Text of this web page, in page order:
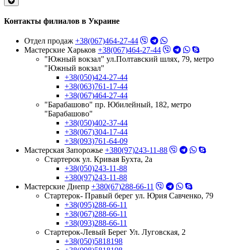
Контакты филиалов в Украине
Отдел продаж +38(067)464-27-44
Мастерские Харьков +38(067)464-27-44
"Южный вокзал" ул.Полтавский шлях, 79, метро
"Южный вокзал"
+38(050)424-27-44
+38(063)761-17-44
+38(067)464-27-44
"Барабашово" пр. Юбилейный, 182, метро
"Барабашово"
+38(050)402-37-44
+38(067)304-17-44
+38(093)761-64-09
Мастерская Запорожье +380(97)243-11-88
Стартерок ул. Кривая Бухта, 2а
+38(050)243-11-88
+380(97)243-11-88
Мастерские Днепр +380(67)288-66-11
Стартерок- Правый берег ул. Юрия Савченко, 79
+38(095)288-66-11
+38(067)288-66-11
+38(093)288-66-11
Стартерок-Левый Берег Ул. Луговская, 2
+38(050)5818198